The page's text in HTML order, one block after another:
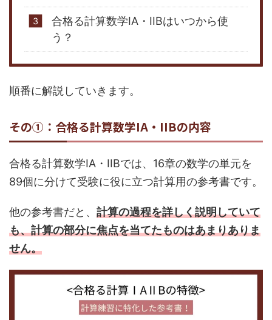
合格る計算数学IA・IIBはいつから使
う？
順番に解説していきます。
その①：合格る計算数学IA・IIBの内容
合格る計算数学IA・IIBでは、16章の数学の単元を
89個に分けて受験に役に立つ計算用の参考書です。
他の参考書だと、 計算の過程を詳しく説明していて
も、計算の部分に焦点を当てたものはあまりありま
せん。